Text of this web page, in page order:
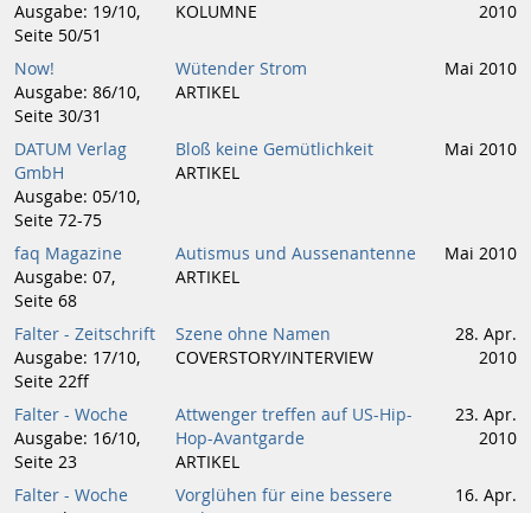
Ausgabe: 19/10,
Seite 50/51
KOLUMNE
2010
Now!
Ausgabe: 86/10,
Seite 30/31
Wütender Strom
ARTIKEL
Mai 2010
DATUM Verlag
GmbH
Ausgabe: 05/10,
Seite 72-75
Bloß keine Gemütlichkeit
ARTIKEL
Mai 2010
faq Magazine
Ausgabe: 07,
Seite 68
Autismus und Aussenantenne
ARTIKEL
Mai 2010
Falter - Zeitschrift
Ausgabe: 17/10,
Seite 22ff
Szene ohne Namen
COVERSTORY/INTERVIEW
28. Apr.
2010
Falter - Woche
Ausgabe: 16/10,
Seite 23
Attwenger treffen auf US-Hip-
Hop-Avantgarde
ARTIKEL
23. Apr.
2010
Falter - Woche
Vorglühen für eine bessere
16. Apr.